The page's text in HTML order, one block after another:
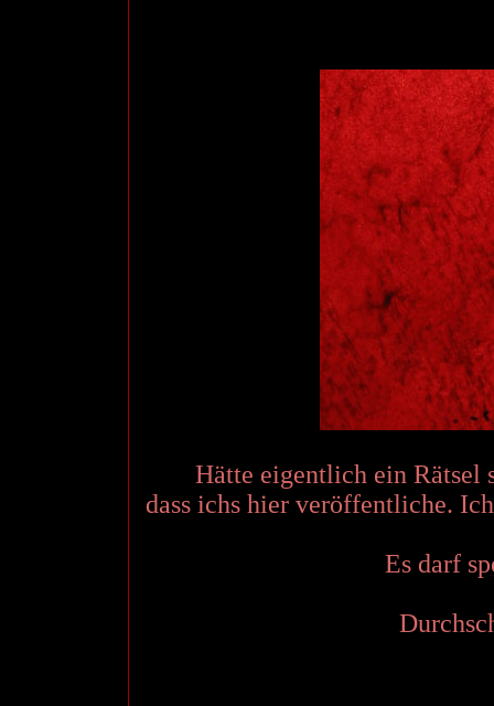
Hätte eigentlich ein Rätsel
dass ichs hier veröffentliche.
Es darf